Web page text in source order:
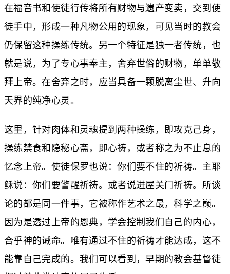
在福音书和使徒行传将所有财物与遗产变卖，交到使
徒手中，形成一种凡物公用的现象，可见当时的教会
仍保留这种操练传统。另一个特征是独一者传统，也
就是说，为了专心事奉主，舍弃世俗的财物，单单敬
拜上帝。在舍弃之时，应当具备一颗脱离尘世、升向
天界的纯净心灵。
这里，针对肉体和灵魂提到两种操练，即攻克己身，
操练禁食和隐秘心斋，即心祷，或者称之为不止息的
忆念上帝。使徒保罗也说：你们要不住的祈祷。主耶
稣说：你们要警醒祈祷。或者说进屋关门祈祷。所谈
论的都是同一件事，它被称作艺术之最，科学之巅。
因为是透过上帝的恩典，学会控制我们自己的内心，
合乎神的诫命。唯有通过不住的祈祷才能达成，这不
能靠自己完成的。我们可以看到，早期的教会基督徒